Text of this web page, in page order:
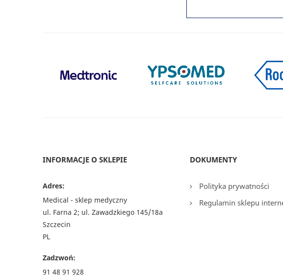
INFORMACJE O SKLEPIE
Adres:
Medical - sklep medyczny
ul. Farna 2; ul. Zawadzkiego 145/18a
Szczecin
PL
Zadzwoń:
91 48 91 928
DOKUMENTY
Polityka prywatności
Regulamin sklepu